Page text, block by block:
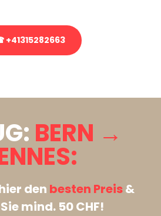
+41315282663
BERN →
den besten Preis&
mind. 50 CHF!